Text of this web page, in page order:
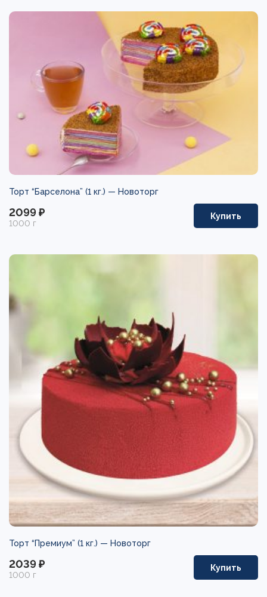
Торт “Барселона” (1 кг.) — Новоторг
2099 ₽
1000 г
Купить
Торт “Премиум” (1 кг.) — Новоторг
2039 ₽
1000 г
Купить